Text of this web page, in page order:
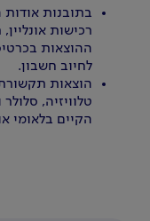
בתובנות אודות
רכישות
ההוצאות
לחיוב חשבון.
הוצאות
טלוויזיה,
הקיים בלאומי